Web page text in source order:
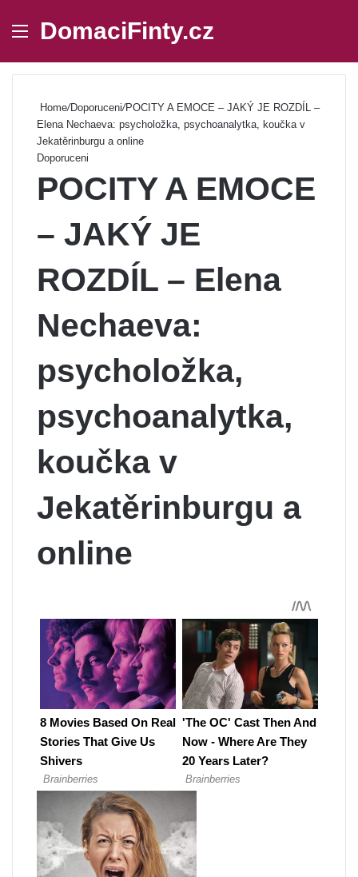
Menu
DomaciFinty.cz
Home/Doporuceni/POCITY A EMOCE – JAKÝ JE ROZDÍL –
Elena Nechaeva: psycholožka, psychoanalytka, koučka v
Jekatěrinburgu a online
Doporuceni
POCITY A EMOCE
– JAKÝ JE
ROZDÍL – Elena
Nechaeva:
psycholožka,
psychoanalytka,
koučka v
Jekatěrinburgu a
online